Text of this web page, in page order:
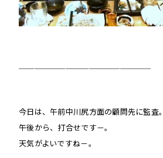
今日は、午前中川尻方面の顧問先に監査。
午後から、打合せです－。
天気がよいですね－。